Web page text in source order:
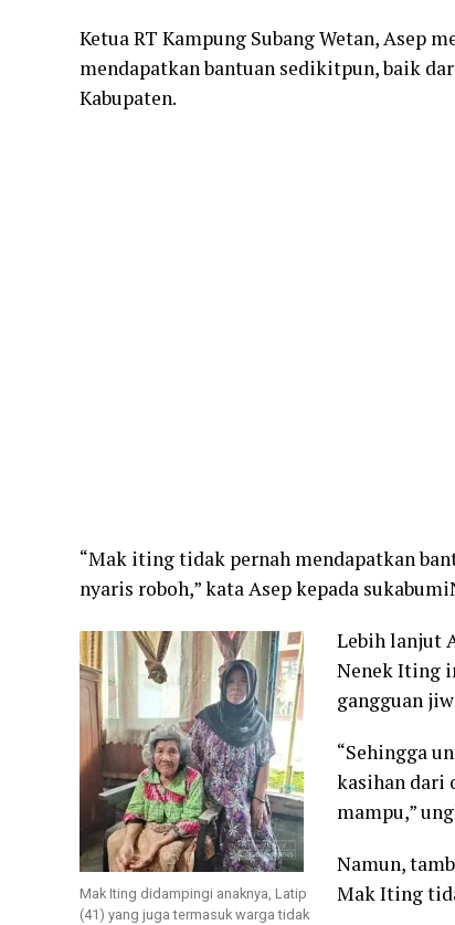
Ketua RT Kampung Subang Wetan, Asep
mendapatkan bantuan sedikitpun, baik
Kabupaten.
“Mak iting tidak pernah mendapatkan
nyaris roboh,” kata Asep kepada
Mak Iting didampingi anaknya, Latip
(41) yang juga termasuk warga tidak
Lebih lanjut
Nenek Iting
gangguan
“Sehingga
kasihan dari
mampu,”
Namun,
Mak Iting